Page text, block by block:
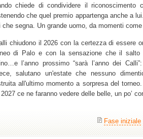
chiede di condividere il riconoscimento
che quel premio appartenga anche a
che segna. Un grande uomo, da momenti
chiudono il 2026 con la certezza di essere
di Palo e con la sensazione che il
l’anno prossimo “sarà l’anno dei
salutano un'estate che nessuno
all'ultimo momento a sorpresa del
2027 ce ne faranno vedere delle belle, un po’
Fase iniziale